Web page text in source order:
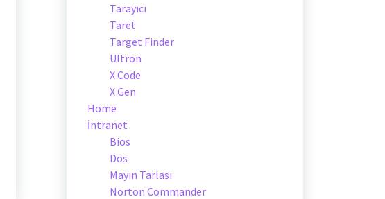
Tarayıcı
Taret
Target Finder
Ultron
X Code
X Gen
Home
İntranet
Bios
Dos
Mayın Tarlası
Norton Commander